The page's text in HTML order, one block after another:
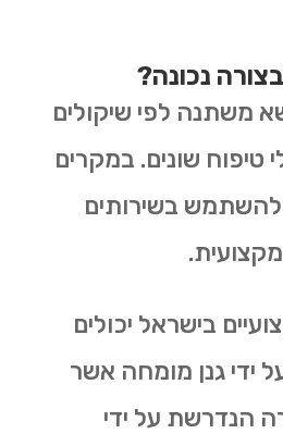
נכונה?
משתנה לפי שיקולים
טיפוח שונים. במקרים
להשתמש בשירותים
בישראל יכולים
ידי גנן מומחה אשר
הנדרשת על ידי